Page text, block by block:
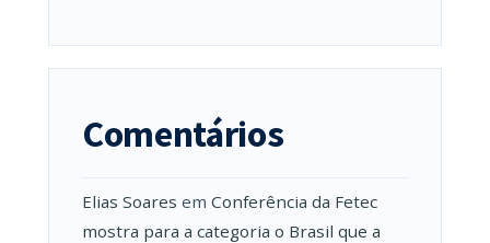
Comentários
Elias Soares em Conferência da Fetec
mostra para a categoria o Brasil que a